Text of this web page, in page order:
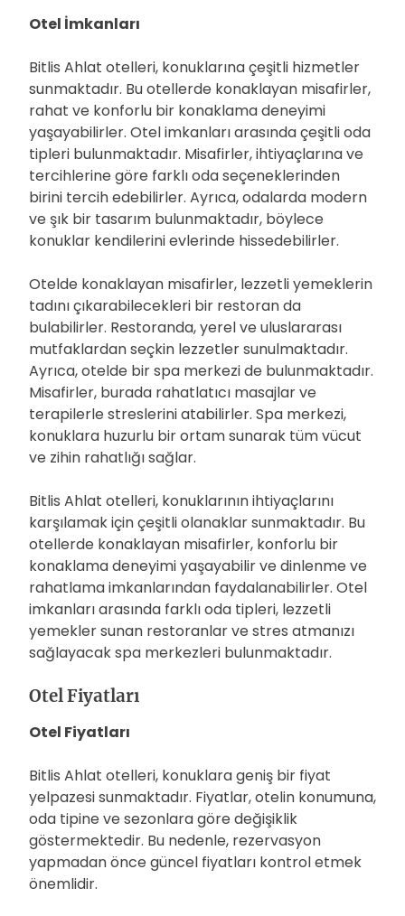
Otel İmkanları
Bitlis Ahlat otelleri, konuklarına çeşitli hizmetler
sunmaktadır. Bu otellerde konaklayan misafirler,
rahat ve konforlu bir konaklama deneyimi
yaşayabilirler. Otel imkanları arasında çeşitli oda
tipleri bulunmaktadır. Misafirler, ihtiyaçlarına ve
tercihlerine göre farklı oda seçeneklerinden
birini tercih edebilirler. Ayrıca, odalarda modern
ve şık bir tasarım bulunmaktadır, böylece
konuklar kendilerini evlerinde hissedebilirler.
Otelde konaklayan misafirler, lezzetli yemeklerin
tadını çıkarabilecekleri bir restoran da
bulabilirler. Restoranda, yerel ve uluslararası
mutfaklardan seçkin lezzetler sunulmaktadır.
Ayrıca, otelde bir spa merkezi de bulunmaktadır.
Misafirler, burada rahatlatıcı masajlar ve
terapilerle streslerini atabilirler. Spa merkezi,
konuklara huzurlu bir ortam sunarak tüm vücut
ve zihin rahatlığı sağlar.
Bitlis Ahlat otelleri, konuklarının ihtiyaçlarını
karşılamak için çeşitli olanaklar sunmaktadır. Bu
otellerde konaklayan misafirler, konforlu bir
konaklama deneyimi yaşayabilir ve dinlenme ve
rahatlama imkanlarından faydalanabilirler. Otel
imkanları arasında farklı oda tipleri, lezzetli
yemekler sunan restoranlar ve stres atmanızı
sağlayacak spa merkezleri bulunmaktadır.
Otel Fiyatları
Otel Fiyatları
Bitlis Ahlat otelleri, konuklara geniş bir fiyat
yelpazesi sunmaktadır. Fiyatlar, otelin konumuna,
oda tipine ve sezonlara göre değişiklik
göstermektedir. Bu nedenle, rezervasyon
yapmadan önce güncel fiyatları kontrol etmek
önemlidir.